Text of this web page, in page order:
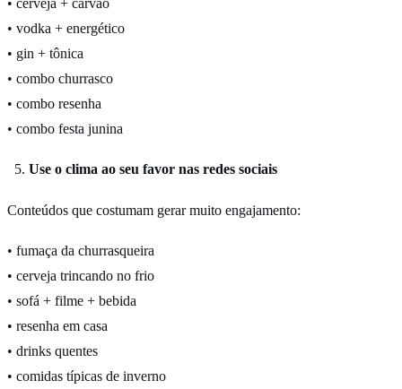
• vodka + energético
• gin + tônica
• combo churrasco
• combo resenha
• combo festa junina
Use o clima ao seu favor nas redes sociais
Conteúdos que costumam gerar muito engajamento:
• fumaça da churrasqueira
• cerveja trincando no frio
• sofá + filme + bebida
• resenha em casa
• drinks quentes
• comidas típicas de inverno